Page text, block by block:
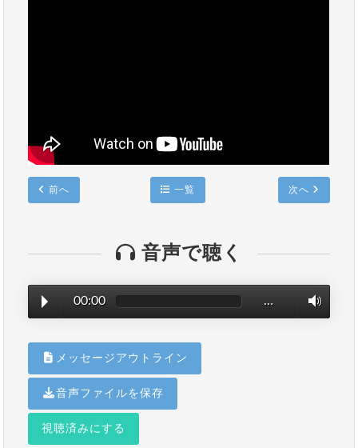
前へ 一覧 次へ
音声で聴く
00:00 …
メッセージアウトライン
音声ファイルを保存
視聴済みにする